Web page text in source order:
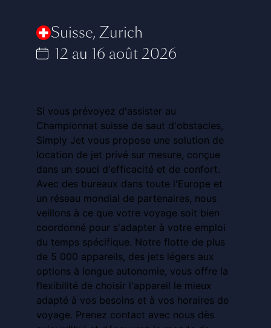
Suisse, Zurich
12 au 16 août 2026
Si vous prévoyez d'assister au
Championnat suisse de saut d'obstacles,
Simply Jet vous propose une solution de
location de jet privé sur mesure, conçue
dans un souci d'efficacité et de confort.
Avec des bureaux dans toute l'Europe et
un réseau mondial de partenaires, nous
veillons à ce que votre voyage soit bien
coordonné pour s'adapter à votre emploi
du temps spécifique. Notre flotte de plus
de 5 000 appareils, des jets légers aux
options à longue autonomie, vous offre la
flexibilité de choisir l'appareil le mieux
adapté à vos besoins et à vos horaires de
voyage. Prenez contact avec nous dès